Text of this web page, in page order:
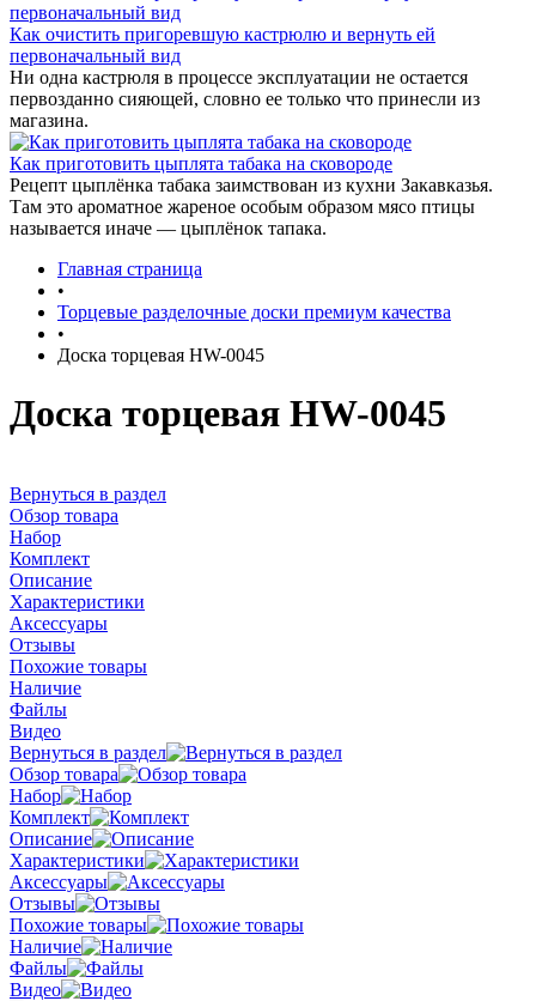
Как очистить пригоревшую кастрюлю и вернуть ей
первоначальный вид
Ни одна кастрюля в процессе эксплуатации не остается
первозданно сияющей, словно ее только что принесли из
магазина.
Как приготовить цыплята табака на сковороде
Рецепт цыплёнка табака заимствован из кухни Закавказья.
Там это ароматное жареное особым образом мясо птицы
называется иначе — цыплёнок тапака.
Главная страница
•
Торцевые разделочные доски премиум качества
•
Доска торцевая HW-0045
Доска торцевая HW-0045
Вернуться в раздел
Обзор товара
Набор
Комплект
Описание
Характеристики
Аксессуары
Отзывы
Похожие товары
Наличие
Файлы
Видео
Вернуться в раздел
Обзор товара
Набор
Комплект
Описание
Характеристики
Аксессуары
Отзывы
Похожие товары
Наличие
Файлы
Видео